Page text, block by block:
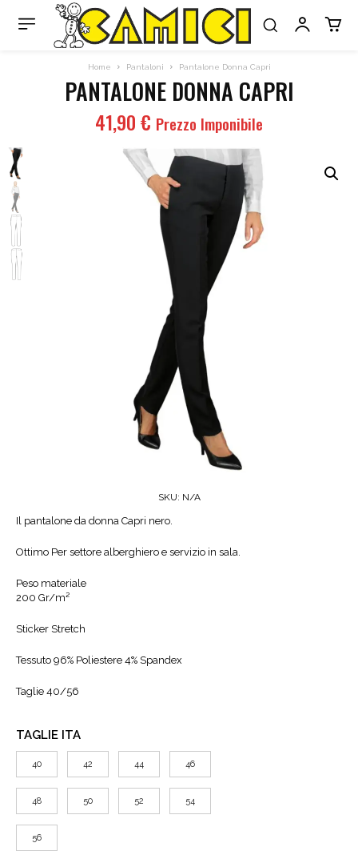
Home Pantaloni Pantalone Donna Capri
PANTALONE DONNA CAPRI
41,90€ Prezzo Imponibile
SKU: N/A
Il pantalone da donna Capri nero.
Ottimo Per settore alberghiero e servizio in sala.
Peso materiale
200 Gr/m²
Sticker Stretch
Tessuto 96% Poliestere 4% Spandex
Taglie 40/56
TAGLIE ITA
40 42 44 46
48 50 52 54
56